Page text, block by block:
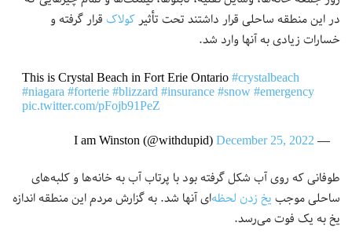
در این منطقه ساحلی قرار داشتند تحت تأثیرکولاکقرار گرفته و
خسارات زیادی به آنها وارد شد.
This is Crystal Beach in Fort Erie Ontario #crystalbeach
#niagara #forterie #blizzard #insurance #snow #emergency
pic.twitter.com/pFojb91PeZ
— I am Winston (@withdupid)
December 25, 2022
طوفانی که روی آب‌ شکل گرفته بود با پرتاب آب به خانه‌ها و کلبه‌های
ساحلی موجبیخ زدن لحظه‌ای آنها شد. به گزارش مردم این منطقه اندازه
یخ به یک فوت می‌رسد.